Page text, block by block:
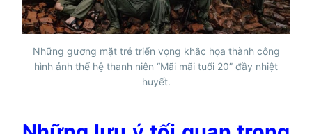
Những gương mặt trẻ triển vọng khắc họa thành công
hình ảnh thế hệ thanh niên “Mãi mãi tuổi 20” đầy nhiệt
huyết.